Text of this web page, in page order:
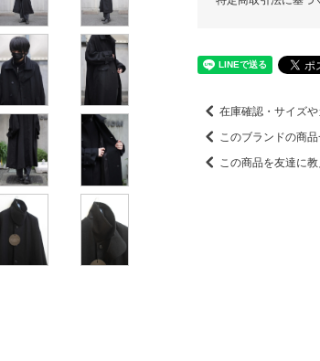
在庫確認・サイズ
このブランドの商
この商品を友達に教